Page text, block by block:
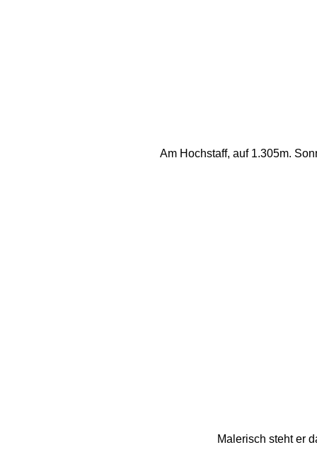
Am Hochstaff, auf 1.305m.
Malerisch steht er